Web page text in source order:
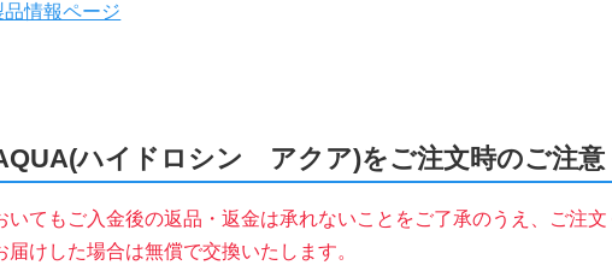
情報ページ
ハイドロシン アクア)をご注文時のご注意
いてもご入金後の返品・返金は承れないことをご了承のうえ、ご注
届けした場合は無償で交換いたします。